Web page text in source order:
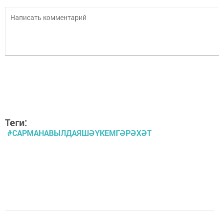
Теги:
#САРМАНАВЫЛДАЯШӘҮКЕМГӘРӘХӘТ